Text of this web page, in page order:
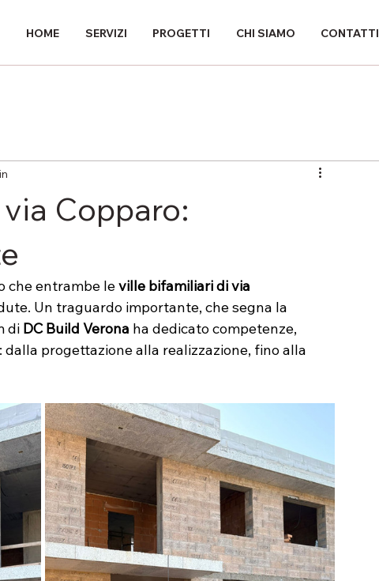
HOME SERVIZI PROGETTI CHI SIAMO CONTATTI
Copparo:
che entrambe le ville bifamiliari di via
Un traguardo importante, che segna la
di DC Build Verona ha dedicato competenze,
progettazione alla realizzazione, fino alla